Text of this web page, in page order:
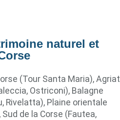
naturel et
(Tour Santa Maria),
Ostriconi), Balagne
Rivelatta), Plaine orientale
de la Corse (Fautea,